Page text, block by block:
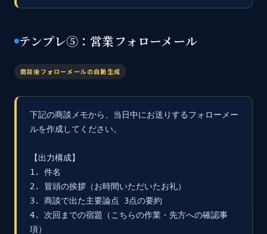
テンプレ⑤：営業フォローメール
商談後フォローメールの自動生成
下記の商談メモから、当日中にお送りするフォローメー
ルを作成してください。
【出力構成】
1. 件名
2. 冒頭の挨拶（お時間いただいたお礼）
3. 商談で出た主要論点 3点の要約
4. 次回までの宿題（こちらの作業・先方への確認事
項）